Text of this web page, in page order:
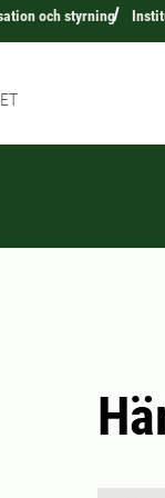
och styrning